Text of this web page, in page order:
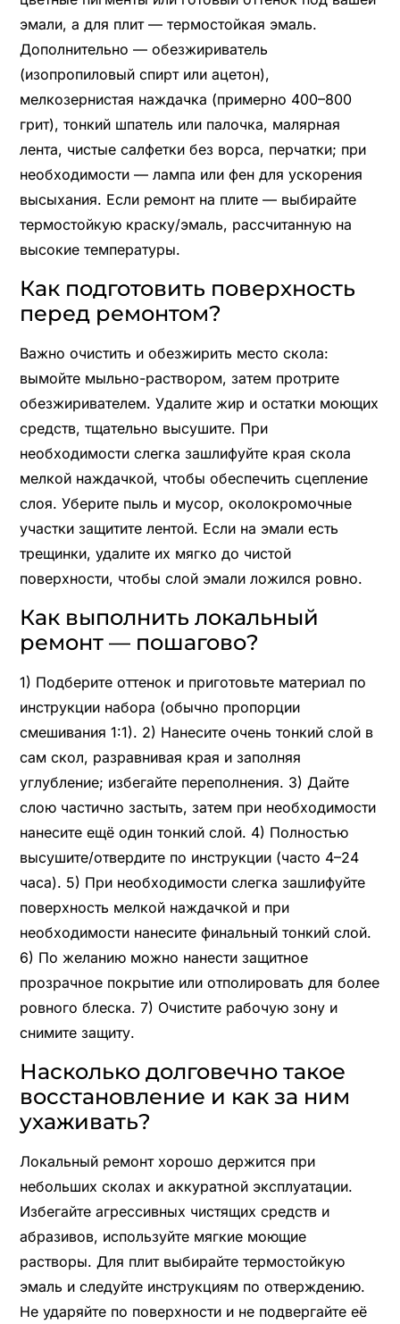
эмали, а для плит — термостойкая эмаль.
Дополнительно — обезжириватель
(изопропиловый спирт или ацетон),
мелкозернистая наждачка (примерно 400–800
грит), тонкий шпатель или палочка, малярная
лента, чистые салфетки без ворса, перчатки; при
необходимости — лампа или фен для ускорения
высыхания. Если ремонт на плите — выбирайте
термостойкую краску/эмаль, рассчитанную на
высокие температуры.
Как подготовить поверхность
перед ремонтом?
Важно очистить и обезжирить место скола:
вымойте мыльно-раствором, затем протрите
обезжиривателем. Удалите жир и остатки моющих
средств, тщательно высушите. При
необходимости слегка зашлифуйте края скола
мелкой наждачкой, чтобы обеспечить сцепление
слоя. Уберите пыль и мусор, околокромочные
участки защитите лентой. Если на эмали есть
трещинки, удалите их мягко до чистой
поверхности, чтобы слой эмали ложился ровно.
Как выполнить локальный
ремонт — пошагово?
1) Подберите оттенок и приготовьте материал по
инструкции набора (обычно пропорции
смешивания 1:1). 2) Нанесите очень тонкий слой в
сам скол, разравнивая края и заполняя
углубление; избегайте переполнения. 3) Дайте
слою частично застыть, затем при необходимости
нанесите ещё один тонкий слой. 4) Полностью
высушите/отвердите по инструкции (часто 4–24
часа). 5) При необходимости слегка зашлифуйте
поверхность мелкой наждачкой и при
необходимости нанесите финальный тонкий слой.
6) По желанию можно нанести защитное
прозрачное покрытие или отполировать для более
ровного блеска. 7) Очистите рабочую зону и
снимите защиту.
Насколько долговечно такое
восстановление и как за ним
ухаживать?
Локальный ремонт хорошо держится при
небольших сколах и аккуратной эксплуатации.
Избегайте агрессивных чистящих средств и
абразивов, используйте мягкие моющие
растворы. Для плит выбирайте термостойкую
эмаль и следуйте инструкциям по отверждению.
Не ударяйте по поверхности и не подвергайте её